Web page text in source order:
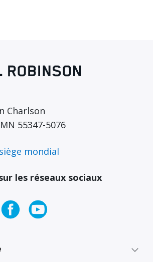
Charlson
55347-5076
mondial
les réseaux sociaux